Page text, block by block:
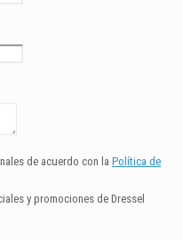
de acuerdo con la Política de
y promociones de Dressel